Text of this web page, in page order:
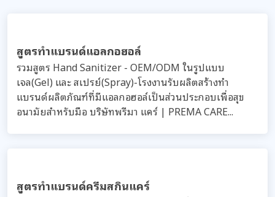
สูตรทำแบรนด์แอลกอฮอล์
รวมสูตร Hand Sanitizer - OEM/ODM ในรูปแบบ
เจล(Gel) และ สเปรย์(Spray)-โรงงานรับผลิตสร้างทำ
แบรนด์ผลิตภัณฑ์ที่มีแอลกอฮอล์เป็นส่วนประกอบเพื่อสุข
อนามัยสำหรับมือ บริษัทพรีมา แคร์ | PREMA CARE...
สูตรทำแบรนด์ครีมสกินแคร์